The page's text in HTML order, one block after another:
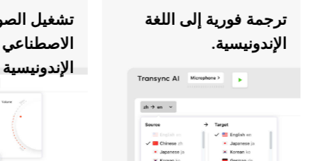
ترجمة فورية إلى اللغة
الإندونيسية.
تشغيل الصوت
الاصطناعي
الإندونيسية